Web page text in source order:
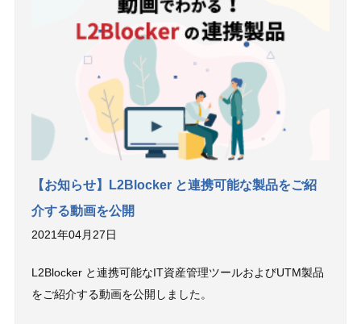
【お知らせ】L2Blocker と連携可能な製品をご紹
介する動画を公開
2021年04月27日
L2Blocker と連携可能なIT資産管理ツールおよびUTM製品
をご紹介する動画を公開しました。